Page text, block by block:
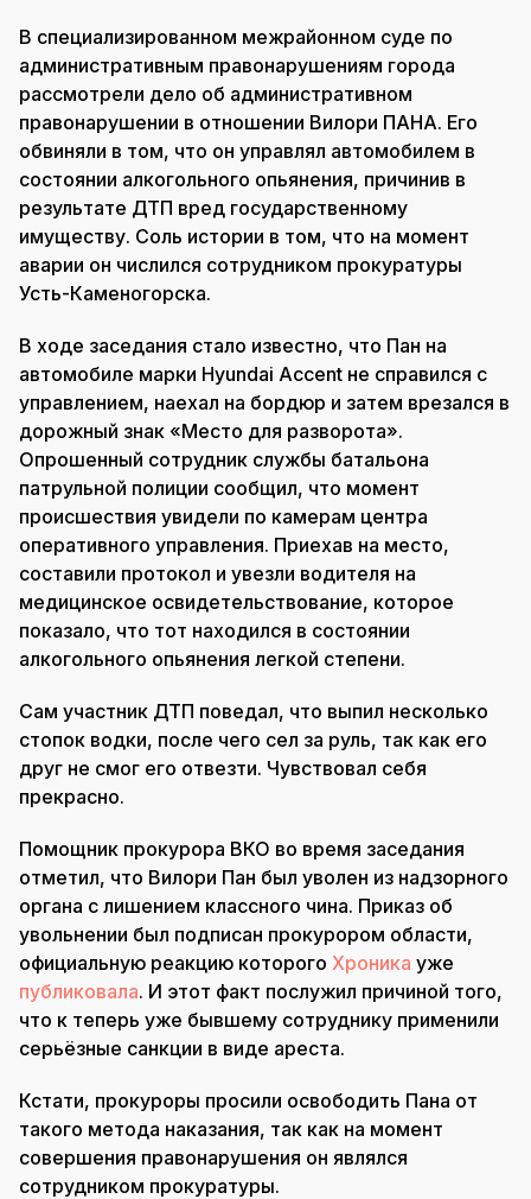
В специализированном межрайонном суде по
административным правонарушениям города
рассмотрели дело об административном
правонарушении в отношении Вилори ПАНА. Его
обвиняли в том, что он управлял автомобилем в
состоянии алкогольного опьянения, причинив в
результате ДТП вред государственному
имуществу. Соль истории в том, что на момент
аварии он числился сотрудником прокуратуры
Усть-Каменогорска.
В ходе заседания стало известно, что Пан на
автомобиле марки Hyundai Accent не справился с
управлением, наехал на бордюр и затем врезался в
дорожный знак «Место для разворота».
Опрошенный сотрудник службы батальона
патрульной полиции сообщил, что момент
происшествия увидели по камерам центра
оперативного управления. Приехав на место,
составили протокол и увезли водителя на
медицинское освидетельствование, которое
показало, что тот находился в состоянии
алкогольного опьянения легкой степени.
Сам участник ДТП поведал, что выпил несколько
стопок водки, после чего сел за руль, так как его
друг не смог его отвезти. Чувствовал себя
прекрасно.
Помощник прокурора ВКО во время заседания
отметил, что Вилори Пан был уволен из надзорного
органа с лишением классного чина. Приказ об
увольнении был подписан прокурором области,
официальную реакцию которого Хроника уже
публиковала. И этот факт послужил причиной того,
что к теперь уже бывшему сотруднику применили
серьёзные санкции в виде ареста.
Кстати, прокуроры просили освободить Пана от
такого метода наказания, так как на момент
совершения правонарушения он являлся
сотрудником прокуратуры.